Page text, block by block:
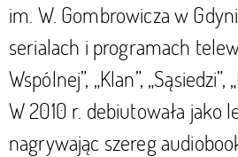
im. W. Gombrowicza w
serialach i programach
Wspólnej”, „Klan”, „Sąsiedzi”,
W 2010 r. debiutowała jako
nagrywając szereg